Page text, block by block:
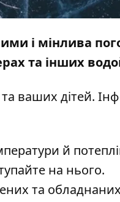
і мінлива
та інших
ваших дітей.
й
на нього.
та